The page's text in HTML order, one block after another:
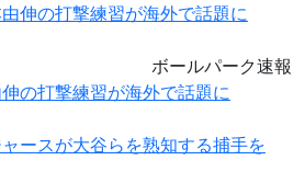
ボールパーク速報
の打撃練習が海外で話題に